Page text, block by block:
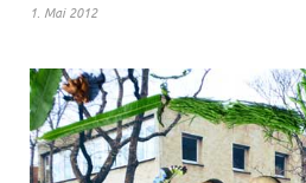
1. Mai 2012